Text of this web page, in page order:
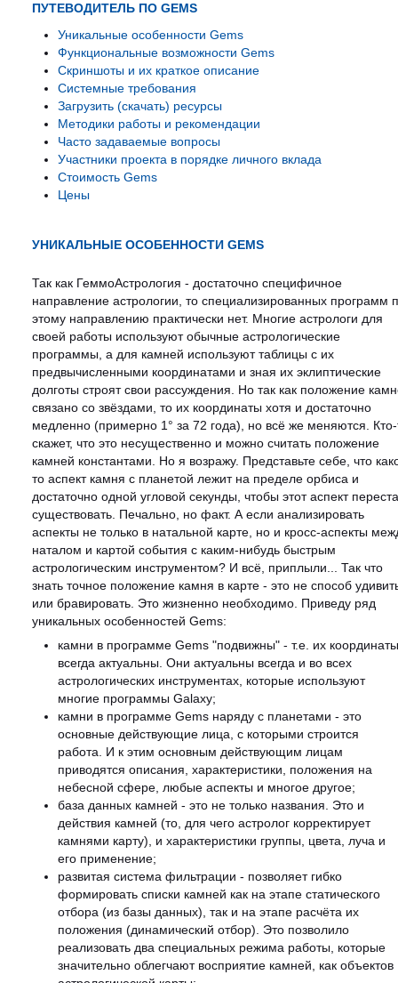
ПУТЕВОДИТЕЛЬ ПО GEMS
Уникальные особенности Gems
Функциональные возможности Gems
Скриншоты и их краткое описание
Системные требования
Загрузить (скачать) ресурсы
Методики работы и рекомендации
Часто задаваемые вопросы
Участники проекта в порядке личного вклада
Стоимость Gems
Цены
УНИКАЛЬНЫЕ ОСОБЕННОСТИ GEMS
Так как ГеммоАстрология - достаточно специфичное
направление астрологии, то специализированных программ
этому направлению практически нет. Многие астрологи для
своей работы используют обычные астрологические
программы, а для камней используют таблицы с их
предвычисленными координатами и зная их эклиптические
долготы строят свои рассуждения. Но так как положение
связано со звёздами, то их координаты хотя и достаточно
медленно (примерно 1° за 72 года), но всё же меняются. Кто-
скажет, что это несущественно и можно считать положение
камней константами. Но я возражу. Представьте себе, что
то аспект камня с планетой лежит на пределе орбиса и
достаточно одной угловой секунды, чтобы этот аспект
существовать. Печально, но факт. А если анализировать
аспекты не только в натальной карте, но и кросс-аспекты
наталом и картой события с каким-нибудь быстрым
астрологическим инструментом? И всё, приплыли... Так что
знать точное положение камня в карте - это не способ
или бравировать. Это жизненно необходимо. Приведу ряд
уникальных особенностей Gems:
камни в программе Gems "подвижны" - т.е. их координаты
всегда актуальны. Они актуальны всегда и во всех
астрологических инструментах, которые используют
многие программы Galaxy;
камни в программе Gems наряду с планетами - это
основные действующие лица, с которыми строится
работа. И к этим основным действующим лицам
приводятся описания, характеристики, положения на
небесной сфере, любые аспекты и многое другое;
база данных камней - это не только названия. Это и
действия камней (то, для чего астролог корректирует
камнями карту), и характеристики группы, цвета, луча и
его применение;
развитая система фильтрации - позволяет гибко
формировать списки камней как на этапе статического
отбора (из базы данных), так и на этапе расчёта их
положения (динамический отбор). Это позволило
реализовать два специальных режима работы, которые
значительно облегчают восприятие камней, как объектов